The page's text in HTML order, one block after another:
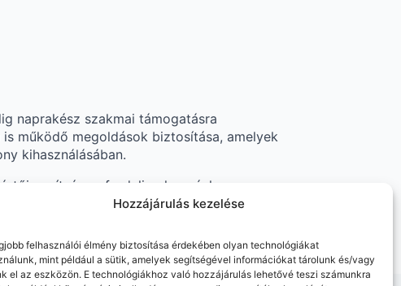
Hozzájárulás kezelése
felhasználói élmény biztosítása érdekében olyan technológiákat
mint például a sütik, amelyek segítségével információkat tárolunk és/vagy
el az eszközön. E technológiákhoz való hozzájárulás lehetővé teszi számunkra
naprakész szakmai támogatásra
működő megoldások biztosítása, amelyek
kihasználásában.
segítségre, forduljon hozzánk